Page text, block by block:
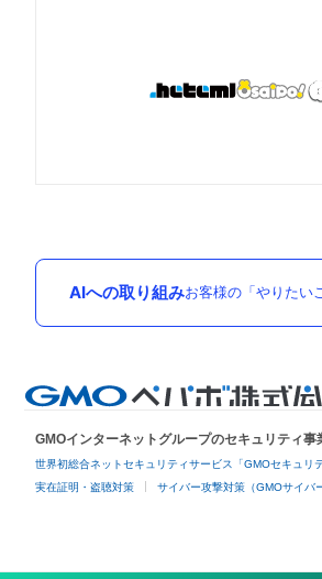
AIへの取り組みお客様の「やりたい
GMOインターネットグループのセキュリティ事
世界初総合ネットセキュリティサービス「GMOセキュリ
実在証明・盗聴対策 サイバー攻撃対策（GMOサイバ